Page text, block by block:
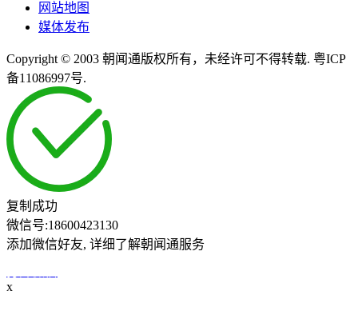
网站地图
媒体发布
Copyright © 2003 朝闻通版权所有，未经许可不得转载. 粤ICP
备11086997号.
复制成功
微信号:18600423130
添加微信好友, 详细了解朝闻通服务
x